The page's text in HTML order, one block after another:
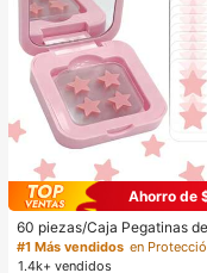
Ahorro de
60 piezas/Caja Pegatinas
a lindas - Pegatinas faciales,
cohol, sin fragancia, suaves
#1 Más vendidos
1.4k+ vendidos